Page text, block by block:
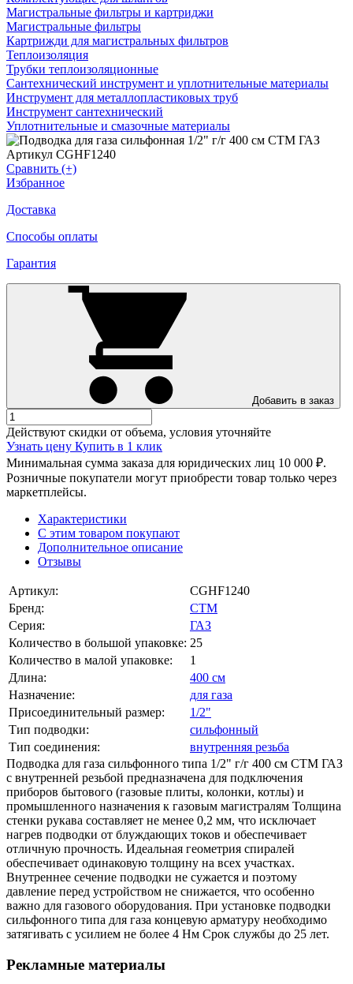
Магистральные фильтры и картриджи
Магистральные фильтры
Картрижди для магистральных фильтров
Теплоизоляция
Трубки теплоизоляционные
Сантехнический инструмент и уплотнительные материалы
Инструмент для металлопластиковых труб
Инструмент сантехнический
Уплотнительные и смазочные материалы
Артикул CGHF1240
Сравнить (+)
Избранное
Доставка
Способы оплаты
Гарантия
Добавить в заказ
Действуют скидки от объема, условия уточняйте
Узнать цену Купить в 1 клик
Минимальная сумма заказа для юридических лиц 10 000 ₽.
Розничные покупатели могут приобрести товар только через
маркетплейсы.
Характеристики
С этим товаром покупают
Дополнительное описание
Отзывы
Артикул:
CGHF1240
Бренд:
СТМ
Серия:
ГАЗ
Количество в большой упаковке: 25
Количество в малой упаковке:
1
Длина:
400 см
Назначение:
для газа
Присоединительный размер:
1/2"
Тип подводки:
сильфонный
Тип соединения:
внутренняя резьба
Подводка для газа сильфонного типа 1/2" г/г 400 cм CTM ГАЗ
с внутренней резьбой предназначена для подключения
приборов бытового (газовые плиты, колонки, котлы) и
промышленного назначения к газовым магистралям Толщина
стенки рукава составляет не менее 0,2 мм, что исключает
нагрев подводки от блуждающих токов и обеспечивает
отличную прочность. Идеальная геометрия спиралей
обеспечивает одинаковую толщину на всех участках.
Внутреннее сечение подводки не сужается и поэтому
давление перед устройством не снижается, что особенно
важно для газового оборудования. При установке подводки
сильфонного типа для газа концевую арматуру необходимо
затягивать с усилием не более 4 Нм Срок службы до 25 лет.
Рекламные материалы